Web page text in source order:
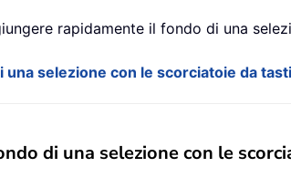
rapidamente il fondo di una
una selezione con le scorciatoie da
di una selezione con le